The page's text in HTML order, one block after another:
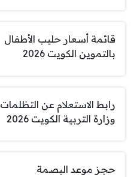
قائمة أسعار حليب الأطفال
بالتموين الكويت 2026
رابط الاستعلام عن التظلمات
وزارة التربية الكويت 2026
حجز موعد البصمة